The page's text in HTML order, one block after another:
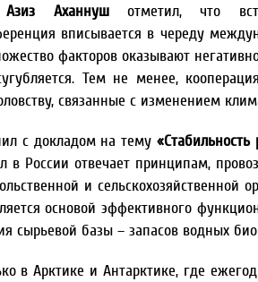
Азиз Аханнушотметил, что
вписывается в череду
факторов оказывают
Тем не менее,
связанные с изменением
с докладом на тему
России отвечает принципам,
и
основой эффективного
сырьевой базы – запасов водных
в Арктике и Антарктике, где